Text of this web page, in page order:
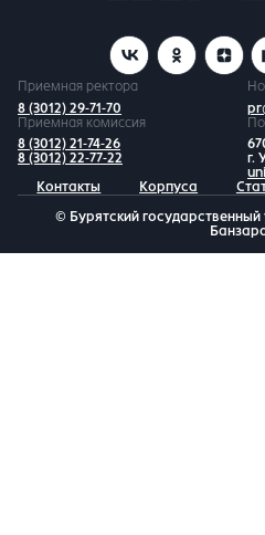
Приемная ректора
8 (3012) 29-71-70
Приемная комиссия
8 (3012) 21-74-26
8 (3012) 22-77-22
г.
Контакты
Корпуса
© Бурятский